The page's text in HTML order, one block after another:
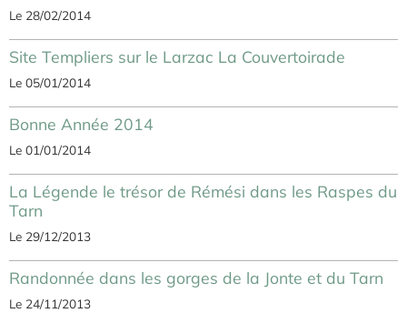
Le 28/02/2014
Site Templiers sur le Larzac La Couvertoirade
Le 05/01/2014
Bonne Année 2014
Le 01/01/2014
La Légende le trésor de Rémési dans les Raspes du
Tarn
Le 29/12/2013
Randonnée dans les gorges de la Jonte et du Tarn
Le 24/11/2013